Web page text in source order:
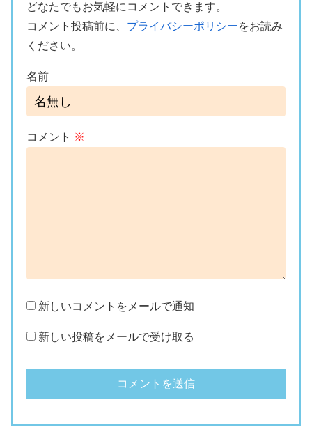
どなたでもお気軽にコメントできます。
コメント投稿前に、 プライバシーポリシーをお読み
ください。
名前
コメント ※
新しいコメントをメールで通知
新しい投稿をメールで受け取る